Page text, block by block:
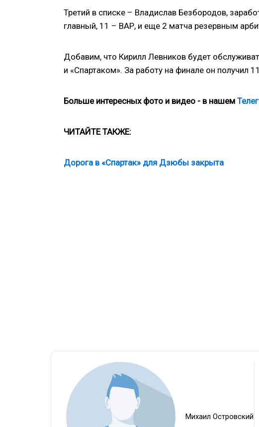
Третий в списке – Владислав Безбородов,
главный, 11 – ВАР, и еще 2 матча резервным
Добавим, что Кирилл Левников будет
и «Спартаком». За работу на финале он получил
Больше интересных фото и видео - в нашем
ЧИТАЙТЕ ТАКЖЕ:
Дорога в «Спартак» для Дзюбы закрыта
Михаил Островский